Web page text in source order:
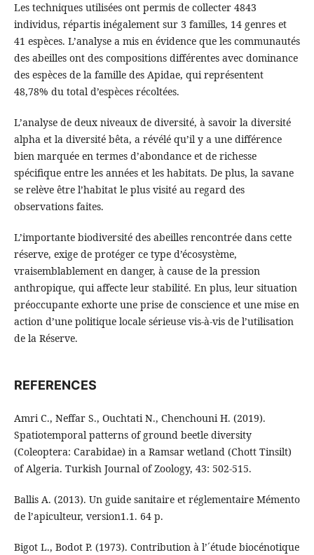
Les techniques utilisées ont permis de collecter 4843
individus, répartis inégalement sur 3 familles, 14 genres et
41 espèces. L’analyse a mis en évidence que les communautés
des abeilles ont des compositions différentes avec dominance
des espèces de la famille des Apidae, qui représentent
48,78% du total d’espèces récoltées.
L’analyse de deux niveaux de diversité, à savoir la diversité
alpha et la diversité bêta, a révélé qu’il y a une différence
bien marquée en termes d’abondance et de richesse
spécifique entre les années et les habitats. De plus, la savane
se relève être l’habitat le plus visité au regard des
observations faites.
L’importante biodiversité des abeilles rencontrée dans cette
réserve, exige de protéger ce type d’écosystème,
vraisemblablement en danger, à cause de la pression
anthropique, qui affecte leur stabilité. En plus, leur situation
préoccupante exhorte une prise de conscience et une mise en
action d’une politique locale sérieuse vis-à-vis de l’utilisation
de la Réserve.
REFERENCES
Amri C., Neffar S., Ouchtati N., Chenchouni H. (2019).
Spatiotemporal patterns of ground beetle diversity
(Coleoptera: Carabidae) in a Ramsar wetland (Chott Tinsilt)
of Algeria. Turkish Journal of Zoology, 43: 502-515.
Ballis A. (2013). Un guide sanitaire et réglementaire Mémento
de l’apiculteur, version1.1. 64 p.
Bigot L., Bodot P. (1973). Contribution à l’´étude biocénotique